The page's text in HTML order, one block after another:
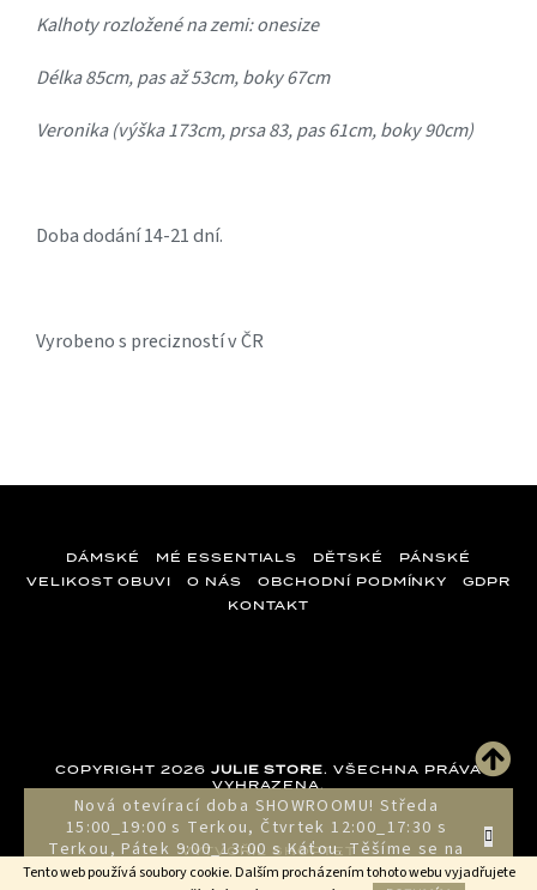
Tento web používá soubory cookie. Dalším procházením tohoto webu vyjadřujete
Nová otevírací doba SHOWROOMU! Středa
15:00_19:00 s Terkou, Čtvrtek 12:00_17:30 s
Terkou, Pátek 9:00_13:00 s Káťou. Těšíme se na
vás!!!
Kalhoty rozložené na zemi: onesize
Délka 85cm, pas až 53cm, boky 67cm
Veronika (výška 173cm, prsa 83, pas 61cm, boky 90cm)
Doba dodání 14-21 dní.
Vyrobeno s precizností v ČR
DÁMSKÉ MÉ ESSENTIALS DĚTSKÉ
PÁNSKÉ
VELIKOST OBUVI
O NÁS OBCHODNÍ PODMÍNKY
GDPR
KONTAKT
VYTVOŘIL SHOPTET
COPYRIGHT 2026 JULIE STORE. VŠECHNA PRÁVA
VYHRAZENA.